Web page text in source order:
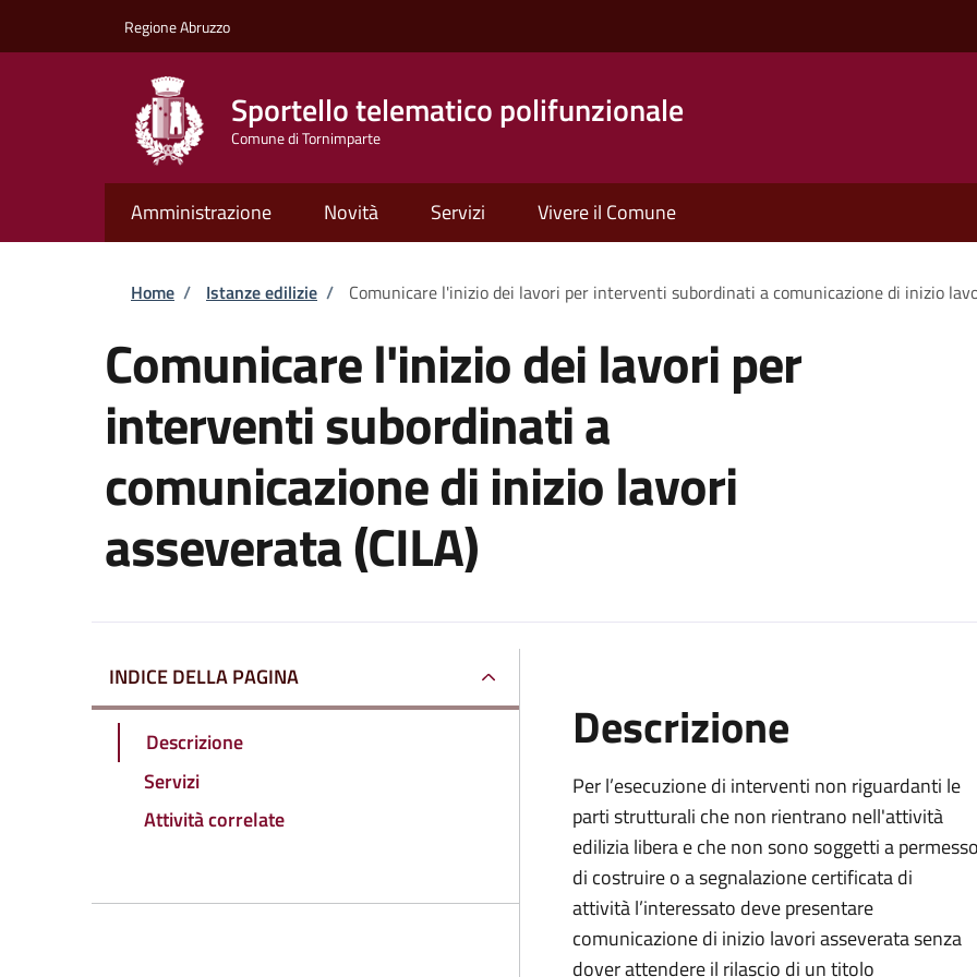
Regione Abruzzo
Sportello telematico polifunzionale
Comune di Tornimparte
Amministrazione Novità Servizi Vivere il Comune
Briciole di pane
Home / Istanze edilizie / Comunicare l'inizio dei lavori per interventi subordinati a comunicazione di inizio
Comunicare l'inizio dei lavori per
interventi subordinati a
comunicazione di inizio lavori
asseverata (CILA)
INDICE DELLA PAGINA
Descrizione
Servizi
Attività correlate
Descrizione
Per l’esecuzione di interventi non riguardanti le
parti strutturali che non rientrano nell'attività
edilizia libera e che non sono soggetti a
di costruire o a segnalazione certificata di
attività l’interessato deve presentare
comunicazione di inizio lavori asseverata senza
dover attendere il rilascio di un titolo